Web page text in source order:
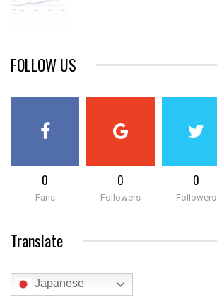
FOLLOW US
0
Fans
0
Followers
0
Followers
Translate
Japanese